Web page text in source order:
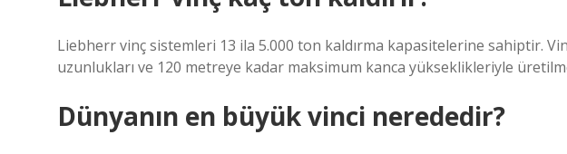
Liebherr vinç sistemleri 13 ila 5.000 ton kaldırma kapasitelerine sahiptir.
uzunlukları ve 120 metreye kadar maksimum kanca yükseklikleriyle
Dünyanın en büyük vinci nerededir?